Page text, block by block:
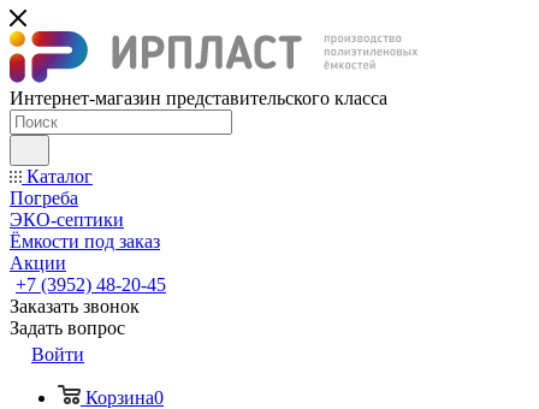
Интернет-магазин представительского класса
Каталог
Погреба
ЭКО-септики
Ёмкости под заказ
Акции
+7 (3952) 48-20-45
Заказать звонок
Задать вопрос
Войти
Корзина0